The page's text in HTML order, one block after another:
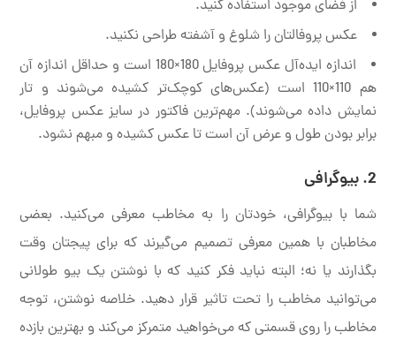
از فضای موجود استفاده کنید.
عکس پروفالتان را شلوغ و آشفته طراحی نکنید.
اندازه ایده‌آل عکس پروفایل 180×180 است و حداقل اندازه آن
هم 110×110 است (عکس‌های کوچک‌تر کشیده می‌شوند و تار
نمایش داده می‌شوند). مهم‌ترین فاکتور در سایز عکس پروفایل،
برابر بودن طول و عرض آن است تا عکس کشیده و مبهم نشود.
2. بیوگرافی
شما با بیوگرافی، خودتان را به مخاطب معرفی می‌کنید. بعضی
مخاطبان با همین معرفی تصمیم می‌گیرند که برای پیجتان وقت
بگذارند یا نه؛ البته نباید فکر کنید که با نوشتن یک بیو طولانی
می‌توانید مخاطب را تحت تاثیر قرار دهید. خلاصه نوشتن، توجه
مخاطب را روی قسمتی که می‌خواهید متمرکز می‌کند و بهترین بازده